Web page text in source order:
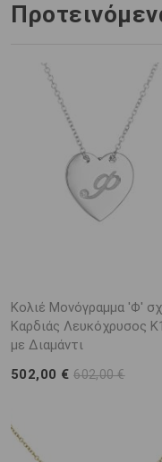
Κολιέ Μονόγραμμα 'Φ'
Καρδιάς Λευκόχρυσος
με Διαμάντι
502,00 €602,00 €